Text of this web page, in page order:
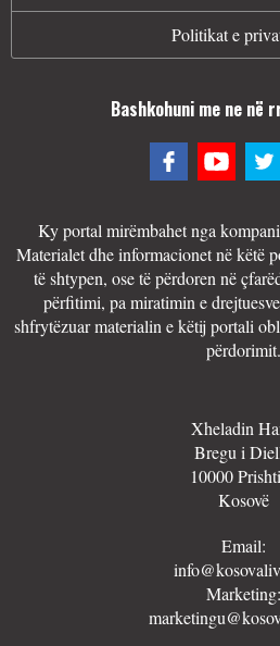
Politikat e
Bashkohuni me ne në
Ky portal mirëmbahet nga
Materialet dhe informacionet në këtë
të shtypen, ose të përdoren në
përfitimi, pa miratimin e
shfrytëzuar materialin e këtij portali
përdorimit.
Xheladin
Bregu i
10000
Kosovë
Email:
Marketing: